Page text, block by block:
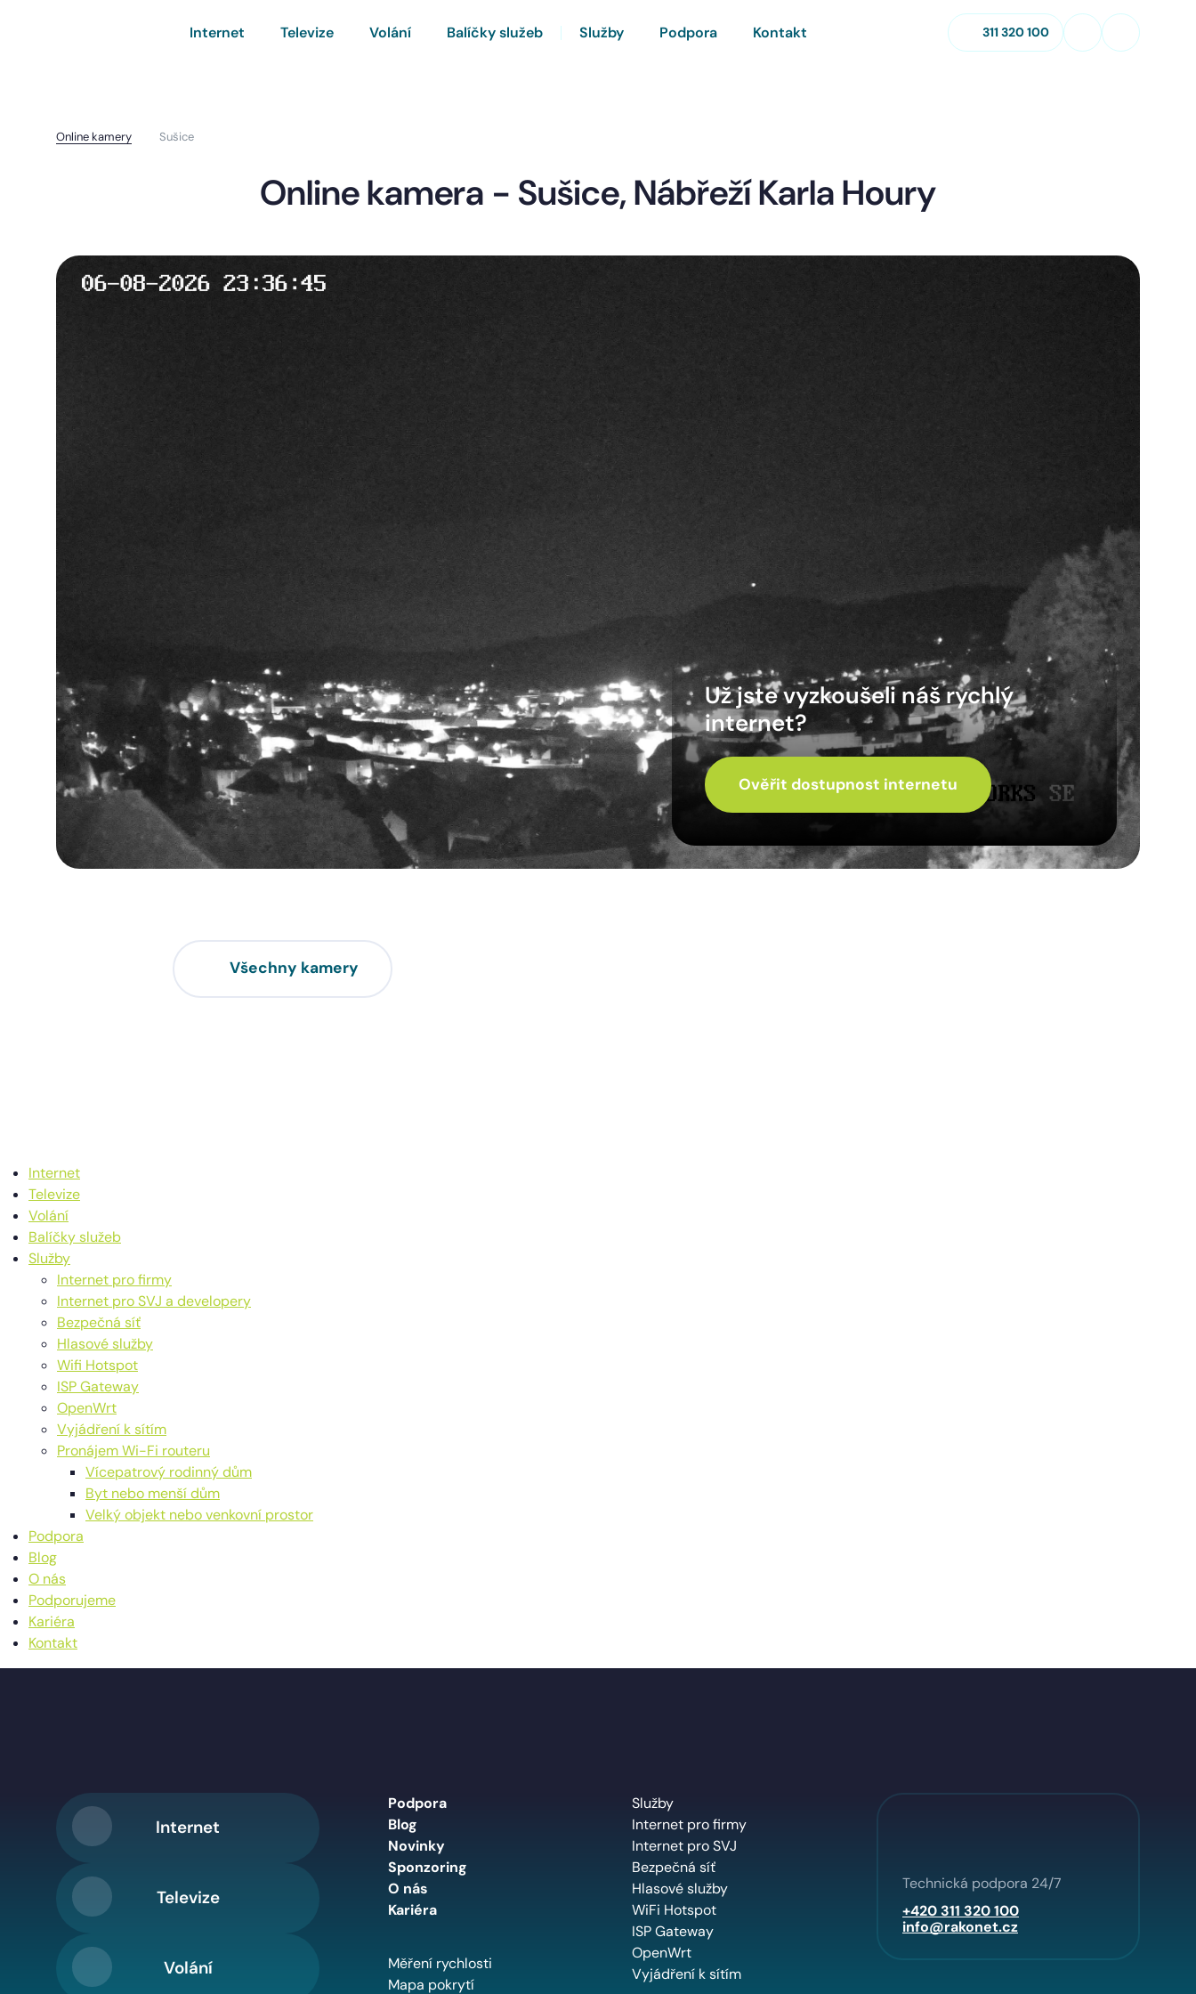
Internet Televize Volání Balíčky služeb Služby Podpora Kontakt 311 320 100
Online kamery Sušice
Online kamera - Sušice, Nábřeží Karla Houry
Už jste vyzkoušeli náš rychlý
internet?
Ověřit dostupnost internetu
Všechny kamery
Internet
Televize
Volání
Balíčky služeb
Služby
Internet pro firmy
Internet pro SVJ a developery
Bezpečná síť
Hlasové služby
Wifi Hotspot
ISP Gateway
OpenWrt
Vyjádření k sítím
Pronájem Wi-Fi routeru
Vícepatrový rodinný dům
Byt nebo menší dům
Velký objekt nebo venkovní prostor
Podpora
Blog
O nás
Podporujeme
Kariéra
Kontakt
Internet
Televize
Volání
Podpora
Blog
Novinky
Sponzoring
O nás
Kariéra
Měření rychlosti
Mapa pokrytí
Služby
Internet pro firmy
Internet pro SVJ
Bezpečná síť
Hlasové služby
WiFi Hotspot
ISP Gateway
OpenWrt
Vyjádření k sítím
Technická podpora 24/7
+420 311 320 100
info@rakonet.cz